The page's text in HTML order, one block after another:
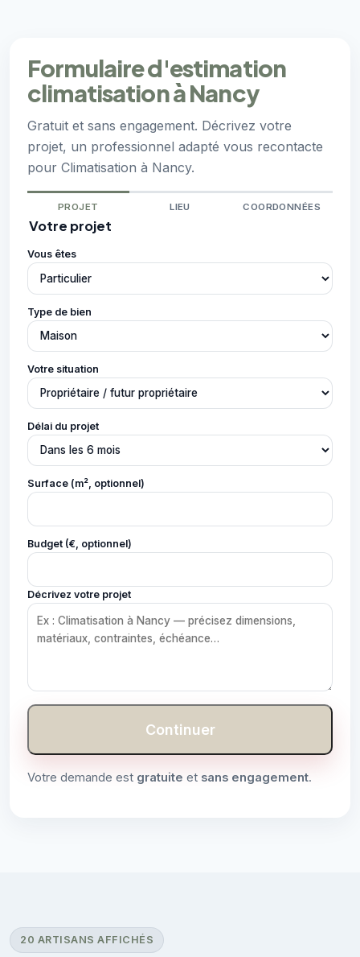
Formulaire d'estimation
climatisation à Nancy
Gratuit et sans engagement. Décrivez votre
projet, un professionnel adapté vous recontacte
pour Climatisation à Nancy.
PROJET LIEU COORDONNÉES
Votre projet
Vous êtes
Type de bien
Votre situation
Délai du projet
Surface (m², optionnel)
Budget (€, optionnel)
Décrivez votre projet
Continuer
Votre demande est gratuite et sans engagement.
20 ARTISANS AFFICHÉS